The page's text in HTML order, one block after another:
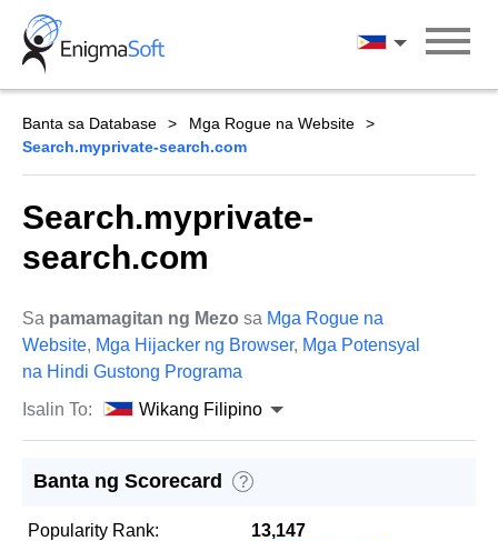
Skip
content
Wikang Filipino
Banta sa Database
Mga Rogue na Website
Search.myprivate-search.com
Search.myprivate-
search.com
Sa pamamagitan ng Mezo sa Mga Rogue na
Website, Mga Hijacker ng Browser, Mga Potensyal
na Hindi Gustong Programa
Isalin To:
Wikang Filipino
Banta ng Scorecard ?
Popularity Rank:
13,147